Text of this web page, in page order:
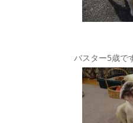
バスター5歳です